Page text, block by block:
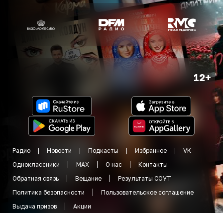
12+
Радио Новости Подкасты Избранное
VK
Одноклассники
MAX О нас
Контакты
Обратная связь
Вещание
Результаты СОУТ
Политика безопасности
Пользовательское соглашение
Выдача призов
Акции